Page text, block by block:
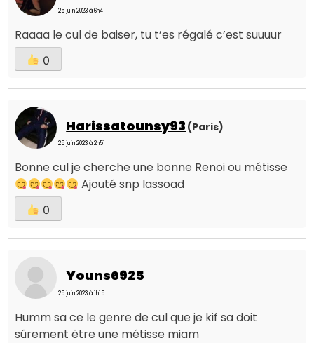
25 juin 2023 à 6h41
Raaaa le cul de baiser, tu t’es régalé c’est suuuur
0
Harissatounsy93 (Paris)
25 juin 2023 à 2h51
Bonne cul je cherche une bonne Renoi ou métisse
Ajouté snp lassoad
0
Youns6925
25 juin 2023 à 1h15
Humm sa ce le genre de cul que je kif sa doit
sûrement être une métisse miam